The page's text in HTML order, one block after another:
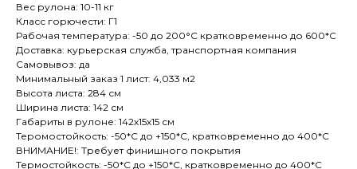
Вес рулона: 10-11 кг
Класс горючести: Г1
Рабочая температура: -50 до 200°С кратковременно до 600*С
Доставка: курьерская служба, транспортная компания
Самовывоз: да
Минимальный заказ 1 лист: 4,033 м2
Высота листа: 284 см
Ширина листа: 142 см
Габариты в рулоне: 142х15х15 см
Теромостойкость: -50*С до +150*С, кратковременно до 400*C
ВНИМАНИЕ!: Требует финишного покрытия
Термостойкость: -50*С до +150*С, кратковременно до 400*C